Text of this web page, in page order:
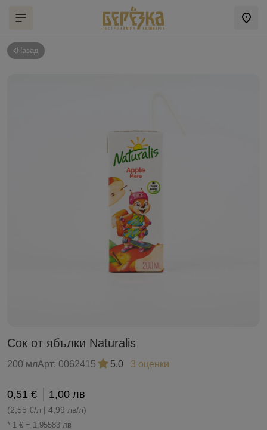
Назад
Сок от ябълки Naturalis
200 млАрт: 0062415 5.0 3 оценки
0,51 € 1,00 лв
(2,55 €/л | 4,99 лв/л)
* 1 € = 1,95583 лв